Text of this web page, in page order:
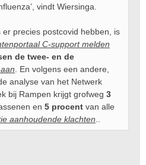
vindt Wiersinga.
precies postcovid hebben, is
C-support melden
de twee- en de
. En volgens een andere,
analyse van het Netwerk
bij Rampen krijgt grofweg 3
en 5 procent van alle
aanhoudende klachten